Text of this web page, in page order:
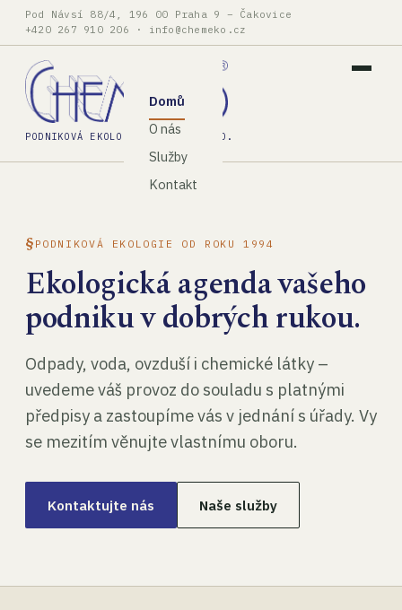
Pod Návsí 88/4, 196 00 Praha 9 – Čakovice
+420 267 910 206 · info@chemeko.cz
PODNIKOVÁ EKOLOGIE, SPOL. S R.O.
Domů
O nás
Služby
Kontakt
PODNIKOVÁ EKOLOGIE OD ROKU 1994
Ekologická agenda vašeho
podniku v dobrých rukou.
Odpady, voda, ovzduší i chemické látky –
uvedeme váš provoz do souladu s platnými
předpisy a zastoupíme vás v jednání s úřady. Vy
se mezitím věnujte vlastnímu oboru.
Kontaktujte nás Naše služby